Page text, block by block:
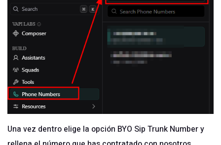
Una vez dentro elige la opción BYO Sip Trunk Number y